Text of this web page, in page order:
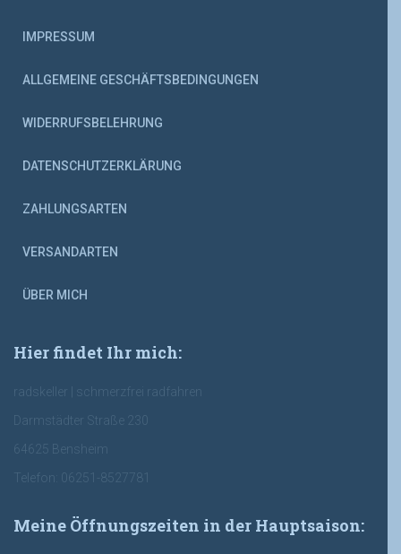
IMPRESSUM
ALLGEMEINE GESCHÄFTSBEDINGUNGEN
WIDERRUFSBELEHRUNG
DATENSCHUTZERKLÄRUNG
ZAHLUNGSARTEN
VERSANDARTEN
ÜBER MICH
Hier findet Ihr mich:
radskeller | schmerzfrei radfahren
Darmstädter Straße 230
64625 Bensheim
Telefon: 06251-8527781
Meine Öffnungszeiten in der Hauptsaison: